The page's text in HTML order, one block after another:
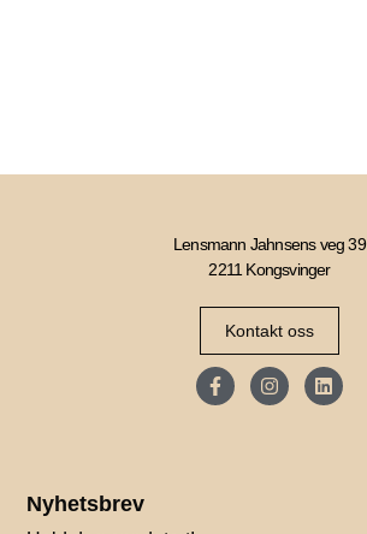
Lensmann Jahnsens veg 39
2211 Kongsvinger
Kontakt oss
Nyhetsbrev